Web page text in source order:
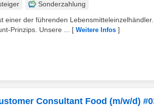
Sonderzahlung
einer der führenden
Prinzips. Unsere ...
[ Weitere Infos ]
Consultant Food (m/w/d)